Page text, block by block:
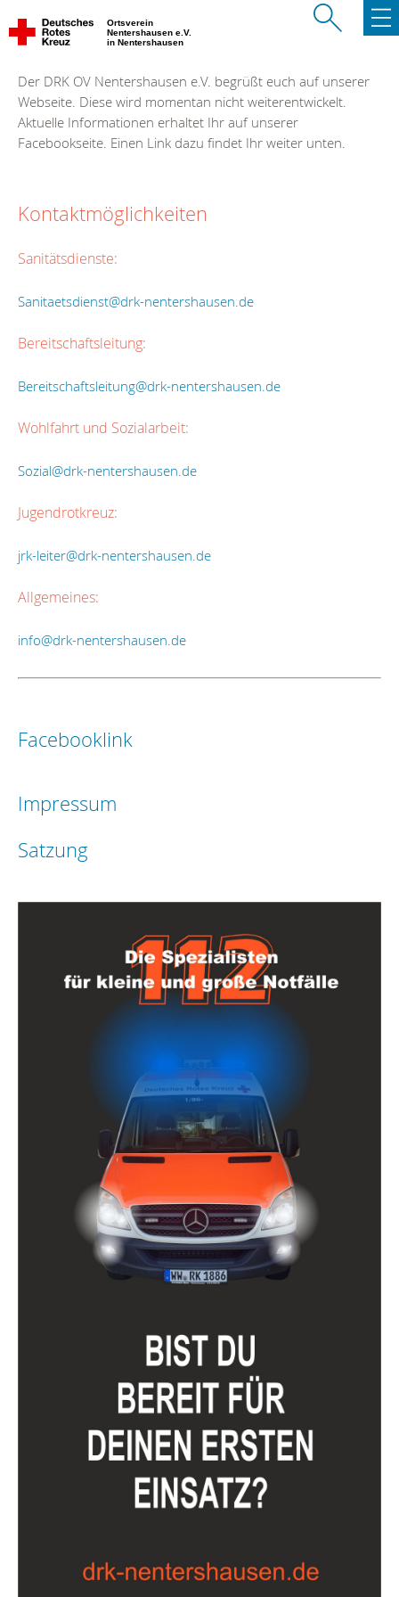
Ortsverein
Nentershausen e.V.
in Nentershausen
Der DRK OV Nentershausen e.V. begrüßt euch auf unserer
Webseite. Diese wird momentan nicht weiterentwickelt.
Aktuelle Informationen erhaltet Ihr auf unserer
Facebookseite. Einen Link dazu findet Ihr weiter unten.
Kontaktmöglichkeiten
Sanitätsdienste:
Sanitaetsdienst@drk-nentershausen.de
Bereitschaftsleitung:
Bereitschaftsleitung@drk-nentershausen.de
Wohlfahrt und Sozialarbeit:
Sozial@drk-nentershausen.de
Jugendrotkreuz:
jrk-leiter@drk-nentershausen.de
Allgemeines:
info@drk-nentershausen.de
Facebooklink
Impressum
Satzung